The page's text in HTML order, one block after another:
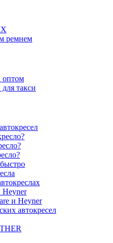
ремнем
оптом
для такси
Heyner
и Heyner
автокресел